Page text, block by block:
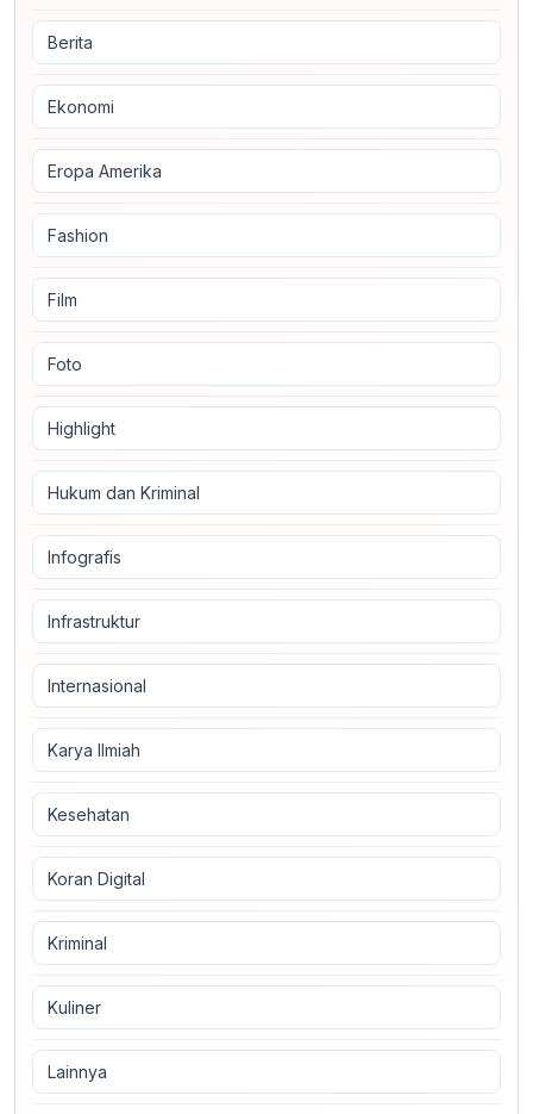
Berita
Ekonomi
Eropa Amerika
Fashion
Film
Foto
Highlight
Hukum dan Kriminal
Infografis
Infrastruktur
Internasional
Karya Ilmiah
Kesehatan
Koran Digital
Kriminal
Kuliner
Lainnya